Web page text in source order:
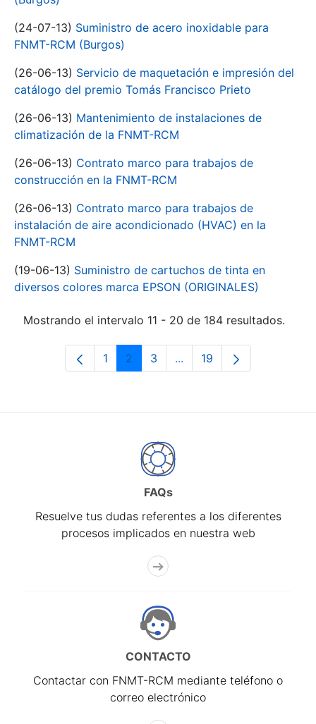
(24-07-13) Suministro de acero inoxidable para
FNMT-RCM (Burgos)
(26-06-13) Servicio de maquetación e impresión del
catálogo del premio Tomás Francisco Prieto
(26-06-13) Mantenimiento de instalaciones de
climatización de la FNMT-RCM
(26-06-13) Contrato marco para trabajos de
construcción en la FNMT-RCM
(26-06-13) Contrato marco para trabajos de
instalación de aire acondicionado (HVAC) en la
FNMT-RCM
(19-06-13) Suministro de cartuchos de tinta en
diversos colores marca EPSON (ORIGINALES)
Mostrando el intervalo 11 - 20 de 184 resultados.
Página
1 Página
2 Página
3 ...Páginas intermedias Use
Página
19
FAQs
Resuelve tus dudas referentes a los diferentes
procesos implicados en nuestra web
CONTACTO
Contactar con FNMT-RCM mediante teléfono o
correo electrónico